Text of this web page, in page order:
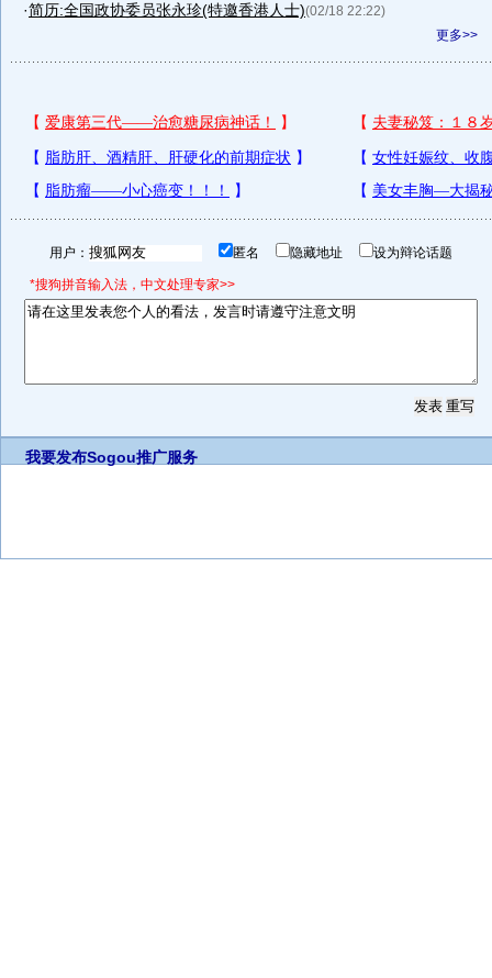
·简历:全国政协委员张永珍(特邀香港人士)(02/18 22:22)
更多>>
用户： 匿名 隐藏地址 设为辩论话题
*搜狗拼音输入法，中文处理专家>>
我要发布Sogou推广服务